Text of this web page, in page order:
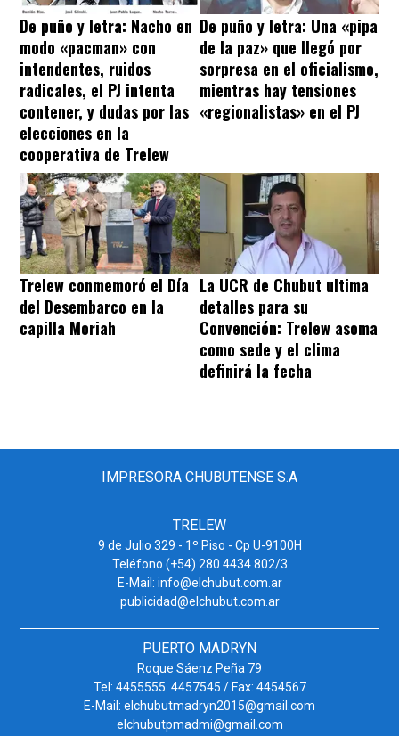
De puño y letra: Nacho en
modo «pacman» con
intendentes, ruidos
radicales, el PJ intenta
contener, y dudas por las
elecciones en la
cooperativa de Trelew
De puño y letra: Una «pipa
de la paz» que llegó por
sorpresa en el oficialismo,
mientras hay tensiones
«regionalistas» en el PJ
Trelew conmemoró el Día
del Desembarco en la
capilla Moriah
La UCR de Chubut ultima
detalles para su
Convención: Trelew asoma
como sede y el clima
definirá la fecha
IMPRESORA CHUBUTENSE S.A
TRELEW
9 de Julio 329 - 1º Piso - Cp U-9100H
Teléfono (+54) 280 4434 802/3
E-Mail: info@elchubut.com.ar
publicidad@elchubut.com.ar
PUERTO MADRYN
Roque Sáenz Peña 79
Tel: 4455555. 4457545 / Fax: 4454567
E-Mail: elchubutmadryn2015@gmail.com
elchubutpmadmi@gmail.com